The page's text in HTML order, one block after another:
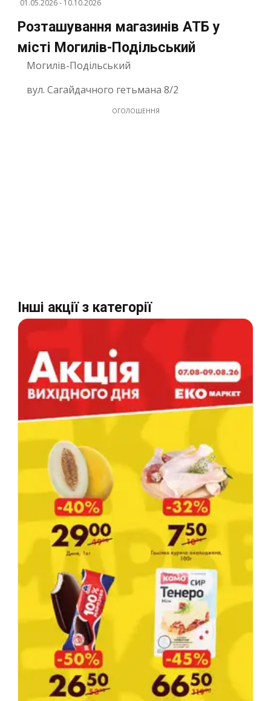
01.05.2026- 10.10.2026
Розташування магазинів АТБ у
місті Могилів-Подільський
Могилів-Подільський
вул. Сагайдачного гетьмана 8/2
ОГОЛОШЕННЯ
Інші акції з категорії